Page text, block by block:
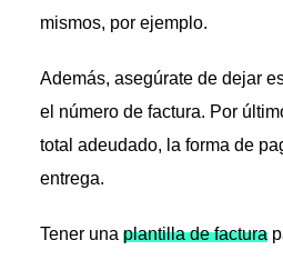
mismos, por ejemplo.
Además, asegúrate de dejar
el número de factura. Por
total adeudado, la forma de
entrega.
Tener una plantilla de factura